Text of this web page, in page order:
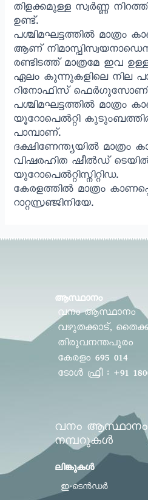
തിളക്കമുള്ള സ്വർണ്ണ
ഉണ്ട്.
പശ്ചിമഘട്ടത്തിൽ മാത്രം
ആണ്
രണ്ടിടത്ത് മാത്രമേ ഇവ
ഏലം കുന്നുകളിലെ നില
റിനോഫിസ്
പശ്ചിമഘട്ടത്തിൽ മാത്രം
യൂറോപെൽറ്റി
പാമ്പാണ്.
ദക്ഷിണേന്ത്യയിൽ മാത്രം
വിഷരഹിത ഷീൽഡ്
യുറോപെൽറ്റിസ്നിറ്റിഡ.
കേരളത്തിൽ മാത്രം
റാറ്റസ്രഞ്ജിനിയേ.
ആസ്ഥാനം
വനം ആസ്ഥാനം
വഴുതക്കാട്,
തിരുവനന്തപുരം
കേരളം 695 014
ടോൾ ഫ്രീ : +91
വനം
നമ്പറുകൾ
ലിങ്കുകള്‍
ഇ-ടെൻഡർ